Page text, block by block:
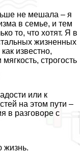
не мешала – я
в семье, и тем
то, что хотят. Я в
жизненных
известно,
строгость
или к
на этом пути –
в разговоре с
жизнь.